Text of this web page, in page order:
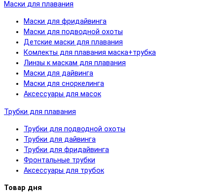
Маски для плавания
Маски для фридайвинга
Маски для подводной охоты
Детские маски для плавания
Комлекты для плавания маска+трубка
Линзы к маскам для плавания
Маски для дайвинга
Маски для сноркелинга
Аксессуары для масок
Трубки для плавания
Трубки для подводной охоты
Трубки для дайвинга
Трубки для фридайвинга
Фронтальные трубки
Аксессуары для трубок
Товар дня